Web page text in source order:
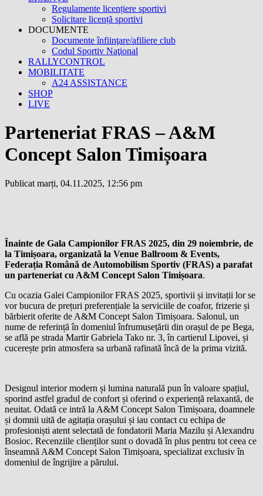
Regulamente licențiere sportivi
Solicitare licență sportivi
DOCUMENTE
Documente înfiinţare/afiliere club
Codul Sportiv Naţional
RALLYCONTROL
MOBILITATE
A24 ASSISTANCE
SHOP
LIVE
Parteneriat FRAS – A&M
Concept Salon Timișoara
Publicat marți, 04.11.2025, 12:56 pm
Înainte de Gala Campionilor FRAS 2025, din 29 noiembrie, de
la Timișoara, organizată la Venue Ballroom & Events,
Federația Română de Automobilism Sportiv (FRAS) a parafat
un parteneriat cu A&M Concept Salon Timișoara.
Cu ocazia Galei Campionilor FRAS 2025, sportivii și invitații lor se
vor bucura de prețuri preferențiale la serviciile de coafor, frizerie și
bărbierit oferite de A&M Concept Salon Timișoara. Salonul, un
nume de referință în domeniul înfrumusețării din orașul de pe Bega,
se află pe strada Martir Gabriela Tako nr. 3, în cartierul Lipovei, și
cucerește prin atmosfera sa urbană rafinată încă de la prima vizită.
Designul interior modern și lumina naturală pun în valoare spațiul,
sporind astfel gradul de confort și oferind o experiență relaxantă, de
neuitat. Odată ce intră la A&M Concept Salon Timișoara, doamnele
și domnii uită de agitația orașului și iau contact cu echipa de
profesioniști atent selectată de fondatorii Maria Mazilu și Alexandru
Bosioc. Recenziile clienților sunt o dovadă în plus pentru tot ceea ce
înseamnă A&M Concept Salon Timișoara, specializat exclusiv în
domeniul de îngrijire a părului.